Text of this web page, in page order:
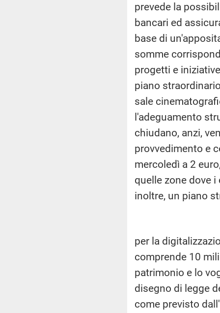
prevede la
bancari ed
base di
somme
progetti e
piano
sale
l'adeguamento
chiudano, anzi,
provvedimento e
mercoledì a 2
quelle zone dove
inoltre, un piano
per la
comprende 10
patrimonio e lo
disegno di legge
come previsto